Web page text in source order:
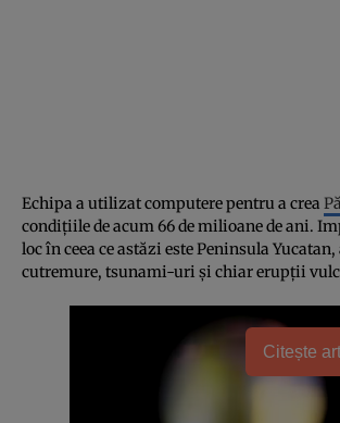
Echipa a utilizat computere pentru a crea
condiţiile de acum 66 de milioane de ani.
loc în ceea ce astăzi este Peninsula
cutremure, tsunami-uri şi chiar erupţii
Citește